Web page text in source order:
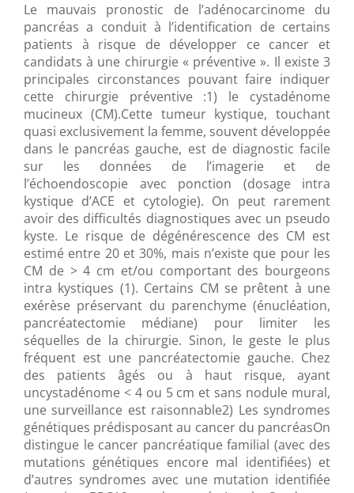
Le mauvais pronostic de l’adénocarcinome du
pancréas a conduit à l’identification de certains
patients à risque de développer ce cancer et
candidats à une chirurgie « préventive ». Il existe 3
principales circonstances pouvant faire indiquer
cette chirurgie préventive :1) le cystadénome
mucineux (CM).Cette tumeur kystique, touchant
quasi exclusivement la femme, souvent développée
dans le pancréas gauche, est de diagnostic facile
sur les données de l’imagerie et de
l’échoendoscopie avec ponction (dosage intra
kystique d’ACE et cytologie). On peut rarement
avoir des difficultés diagnostiques avec un pseudo
kyste. Le risque de dégénérescence des CM est
estimé entre 20 et 30%, mais n’existe que pour les
CM de > 4 cm et/ou comportant des bourgeons
intra kystiques (1). Certains CM se prêtent à une
exérèse préservant du parenchyme (énucléation,
pancréatectomie médiane) pour limiter les
séquelles de la chirurgie. Sinon, le geste le plus
fréquent est une pancréatectomie gauche. Chez
des patients âgés ou à haut risque, ayant
uncystadénome < 4 ou 5 cm et sans nodule mural,
une surveillance est raisonnable2) Les syndromes
génétiques prédisposant au cancer du pancréasOn
distingue le cancer pancréatique familial (avec des
mutations génétiques encore mal identifiées) et
d’autres syndromes avec une mutation identifiée